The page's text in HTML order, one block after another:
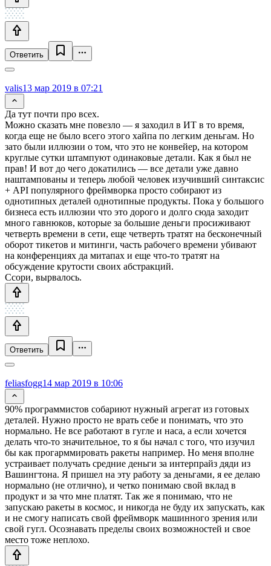
Ответить
valis13 мар 2019 в 07:21
Да тут почти про всех.
Можно сказать мне повезло — я заходил в ИТ в то время,
когда еще не было всего этого хайпа по легким деньгам. Но
зато были иллюзии о том, что это не конвейер, на котором
круглые сутки штампуют одинаковые детали. Как я был не
прав! И вот до чего докатились — все детали уже давно
наштампованы и теперь любой человек изучивший синтаксис
+ API популярного фреймворка просто собирают из
однотипных деталей однотипные продукты. Пока у большого
бизнеса есть иллюзии что это дорого и долго сюда заходит
много гавнюков, которые за большие деньги просиживают
четверть времени в сети, еще четверть тратят на бесконечный
оборот тикетов и митинги, часть рабочего времени убивают
на конференциях да митапах и еще что-то тратят на
обсуждение крутости своих абстракций.
Ссори, вырвалось.
Ответить
feliasfogg14 мар 2019 в 10:06
90% программистов собариют нужный агрегат из готовых
деталей. Нужно просто не врать себе и понимать, что это
нормально. Не все работают в гугле и наса, а если хочется
делать что-то значительное, то я бы начал с того, что изучил
бы как прогарммировать ракеты например. Но меня вполне
устраивает получать средние деньги за интерпрайз дяди из
Вашингтона. Я пришел на эту работу за деньгами, я ее делаю
нормально (не отлично), и четко понимаю свой вклад в
продукт и за что мне платят. Так же я понимаю, что не
запускаю ракеты в космос, и никогда не буду их запускать, как
и не смогу написать свой фреймворк машинного зрения или
свой гугл. Осознавать пределы своих возможностей и свое
место тоже неплохо.